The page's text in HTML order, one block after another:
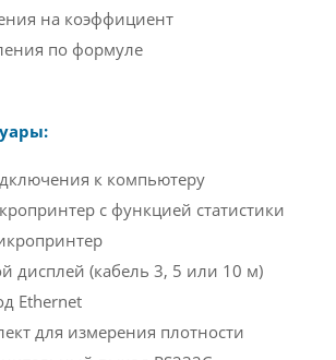
на коэффициент
по формуле
к компьютеру
с функцией статистики
дисплей (кабель 3, 5 или 10 м)
Ethernet
для измерения плотности